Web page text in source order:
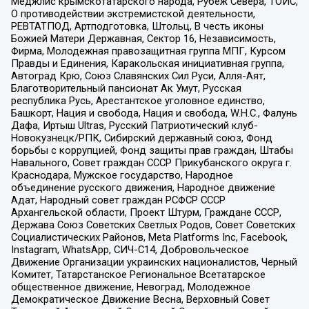
О противодействии экстремистской деятельности,
РЕВТАТПОД, Артподготовка, Штольц, В честь иконы
Божией Матери Державная, Сектор 16, Независимость,
Фирма, Молодежная правозащитная группа МПГ, Курсом
Правды и Единения, Каракольская инициативная группа,
Автоград Крю, Союз Славянских Сил Руси, Алля-Аят,
Благотворительный пансионат Ак Умут, Русская
республика Русь, Арестантское уголовное единство,
Башкорт, Нация и свобода, Нация и свобода, W.H.С., Фалунь
Дафа, Иртыш Ultras, Русский Патриотический клуб-
Новокузнецк/РПК, Сибирский державный союз, Фонд
борьбы с коррупцией, Фонд защиты прав граждан, Штабы
Навального, Совет граждан СССР Прикубанского округа г.
Краснодара, Мужское государство, Народное
объединение русского движения, Народное движение
Адат, Народный совет граждан РСФСР СССР
Архангельской области, Проект Штурм, Граждане СССР,
Держава Союз Советских Светлых Родов, Совет Советских
Социалистических Районов, Meta Platforms Inc, Facebook,
Instagram, WhatsApp, СИЧ-С14, Добровольческое
Движение Организации украинских националистов, Черный
Комитет, Татарстанское Региональное Всетатарское
общественное движение, Невоград, Молодежное
Демократическое Движение Весна, Верховный Совет